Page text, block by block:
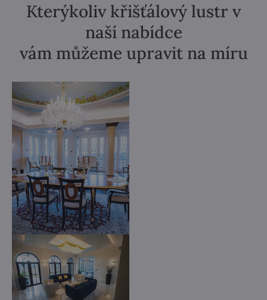
Kterýkoliv křišťálový lustr v
naší nabídce
vám můžeme upravit na míru